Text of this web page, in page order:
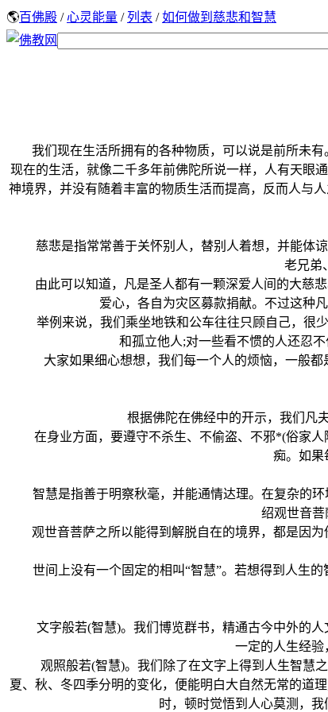
🌎百佛殿 /心灵能量 / 列表 /如何做到慈悲和智慧
我们现在生活所拥有的各种物质，可以说是前所未有
现在的生活，就像二千多年前佛陀所说一样，人有天眼
神境界，并没有随着丰富的物质生活而提高，反而人与
慈悲是指常常善于关怀别人，替别人着想，并能体谅
老兄弟
由此可以知道，凡是圣人都有一颗深爱人间的大慈悲
爱心，各自为灾区募款捐献。不过这种
举例来说，我们乘坐地铁和公车往往只顾自己，很少
和孤立他人;对一些看不惯的人还忍
大家如果细心想想，我们每一个人的烦恼，一般都
根据佛陀在佛经中的开示，我们凡夫
在身业方面，要遵守不杀生、不偷盗、不邪*(俗家人
痴。如果
智慧是指善于明察秋毫，并能通情达理。在复杂的环
绍观世音菩
观世音菩萨之所以能得到解脱自在的境界，都是因为
世间上没有一个固定的相叫“智慧”。若想得到人生的
文字般若(智慧)。我们博览群书，精通古今中外的人
一定的人生经验
观照般若(智慧)。我们除了在文字上得到人生智慧之
夏、秋、冬四季分明的变化，便能明白大自然无常的道
时，顿时觉悟到人心莫测，